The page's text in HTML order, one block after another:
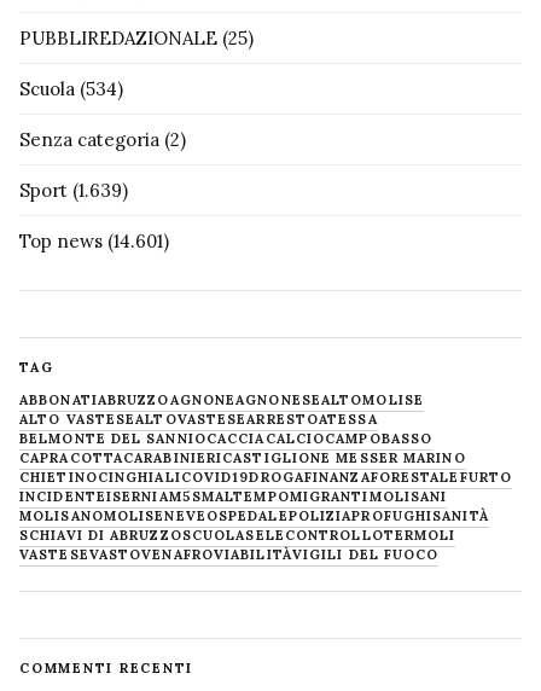
PUBBLIREDAZIONALE (25)
Scuola (534)
Senza categoria (2)
Sport (1.639)
Top news (14.601)
TAG
ABBONATIABRUZZOAGNONEAGNONESEALTOMOLISE
ALTO VASTESEALTOVASTESEARRESTOATESSA
BELMONTE DEL SANNIOCACCIA CALCIOCAMPOBASSO
CAPRACOTTACARABINIERICASTIGLIONE MESSER MARINO
CHIETINOCINGHIALICOVID19DROGAFINANZAFORESTALE FURTO
INCIDENTEISERNIAM5SMALTEMPOMIGRANTIMOLISANI
MOLISANOMOLISENEVE OSPEDALEPOLIZIAPROFUGHISANITÀ
SCHIAVI DI ABRUZZOSCUOLASELECONTROLLOTERMOLI
VASTESEVASTOVENAFROVIABILITÀVIGILI DEL FUOCO
COMMENTI RECENTI